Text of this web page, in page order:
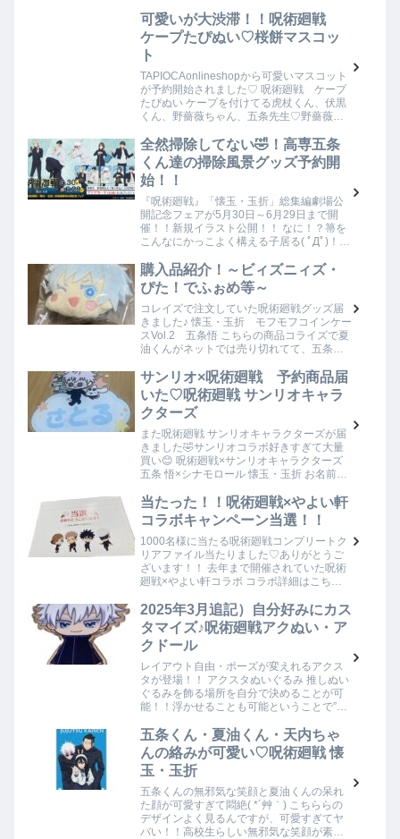
ちゃんは最強コンビで一緒に連れて歩きた
い…
可愛いが大渋滞！！呪術廻戦
ケープたぴぬい♡桜餅マスコッ
ト
TAPIOCAonlineshopから可愛いマスコット
が予約開始されました♡ 呪術廻戦 ケープ
たぴぬい ケープを付けてる虎杖くん、伏黒
くん、野薔薇ちゃん、五条先生♡野薔薇ち
ープに猫耳が付いてるんですが、…
全然掃除してない🤣！高専五条
くん達の掃除風景グッズ予約開
始！！
『呪術廻戦』「懐玉・玉折」総集編劇場公
開記念フェアが5月30日～6月29日まで開
催！！新規イラスト公開！！ なに！？箒を
こんなにかっこよく構える子居る( ﾟДﾟ)！？
敵すぎて即予約確定です！！今回はやっ…
購入品紹介！～ビィズニィズ・
ぴた！でふぉめ等～
コレイズで注文していた呪術廻戦グッズ届
きました♪ 懐玉・玉折 モフモフコインケー
スVol.2 五条悟 こちらの商品コライズで夏
油くんがネットでは売り切れてて、五条く
戦PLAZA in ロフト”で夏油く…
サンリオ×呪術廻戦 予約商品届
いた♡呪術廻戦 サンリオキャラ
クターズ
また呪術廻戦 サンリオキャラクターズが届
きました🤣サンリオコラボ好きすぎて大量
買い😊 呪術廻戦×サンリオキャラクターズ
五条 悟×シナモロール 懐玉・玉折 お名前
がなで書いてあるのがすごく可愛くてお…
当たった！！呪術廻戦×やよい軒
コラボキャンペーン当選！！
1000名様に当たる呪術廻戦コンプリートク
リアファイル当たりました♡ありがとうご
ざいます！！ 去年まで開催されていた呪術
廻戦×やよい軒コラボ コラボ詳細はこちら
ボクリアファイルが貰えるキャンペーン
を…
2025年3月追記）自分好みにカス
タマイズ♪呪術廻戦アクぬい・ア
クドール
レイアウト自由・ポーズが変えれるアクス
タが登場！！ アクスタぬいぐるみ 推しぬい
ぐるみを飾る場所を自分で決めることが可
能！！浮かせることも可能ということで”ど
ていたら、ぬいぐるみにパーツが付いてい
て、ア…
五条くん・夏油くん・天内ちゃ
んの絡みが可愛い♡呪術廻戦 懐
玉・玉折
五条くんの無邪気な笑顔と夏油くんの呆れ
た顔が可愛すぎて悶絶( *´艸｀) こちららの
デザインよく見るんですが、可愛すぎてヤ
バい！！高校生らしい無邪気な笑顔が素敵